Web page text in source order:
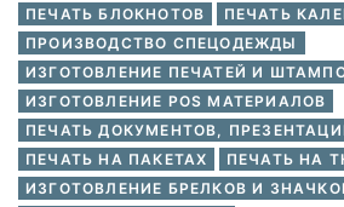
ПЕЧАТЬ БЛОКНОТОВ
ПЕЧАТЬ
ПРОИЗВОДСТВО СПЕЦОДЕЖДЫ
ИЗГОТОВЛЕНИЕ ПЕЧАТЕЙ И
ИЗГОТОВЛЕНИЕ POS МАТЕРИАЛОВ
ПЕЧАТЬ ДОКУМЕНТОВ,
ПЕЧАТЬ НА ПАКЕТАХ
ПЕЧАТЬ НА
ИЗГОТОВЛЕНИЕ БРЕЛКОВ И